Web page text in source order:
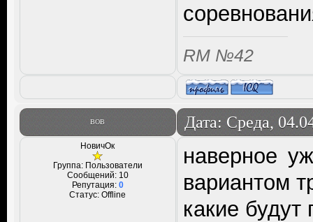
RM №42
ВОВ Дата: Среда,
НовичОк
Группа: Пользователи
Сообщений: 10
Репутация: 0
Статус:Offline
наверное
вариантом
какие